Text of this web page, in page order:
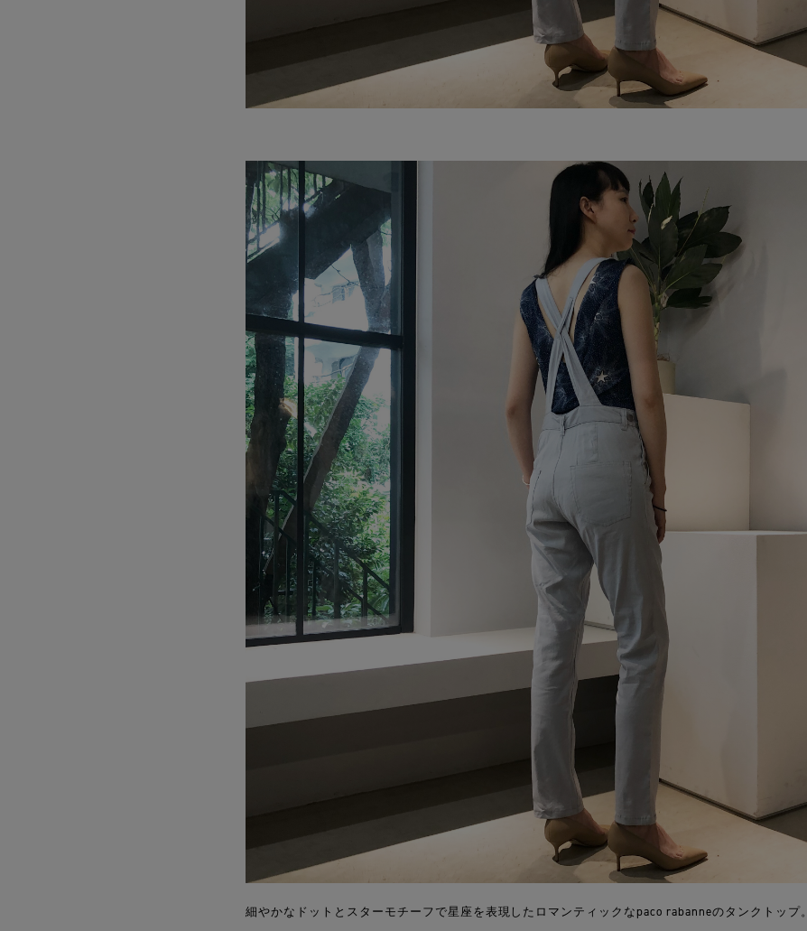
細やかなドットとスターモチーフで星座を表現したロマンティックなpaco rabanneのタンクトップ。